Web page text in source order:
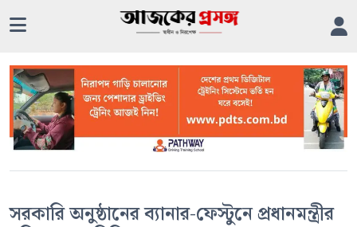
সরকারি অনুষ্ঠানের ব্যানার-ফেস্টুনে প্রধানমন্ত্রীর